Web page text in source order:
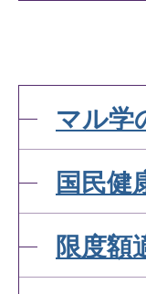
マル学
国民健
限度額